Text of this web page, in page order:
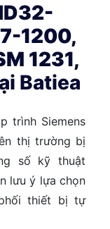
1200,
1231,
Batiea
trình Siemens
thị trường bị
số kỹ thuật
lưu ý lựa chọn
thiết bị tự